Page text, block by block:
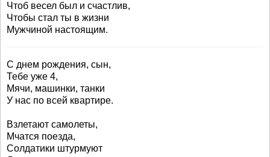
Чтоб весел был и счастлив,
Чтобы стал ты в жизни
Мужчиной настоящим.
С днем рождения, сын,
Тебе уже 4,
Мячи, машинки, танки
У нас по всей квартире.
Взлетают самолеты,
Мчатся поезда,
Солдатики штурмуют